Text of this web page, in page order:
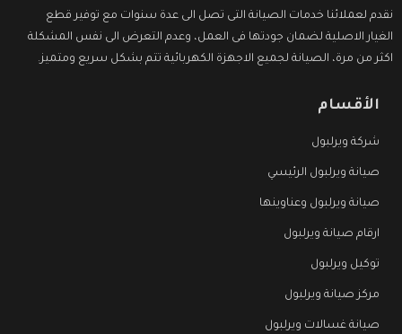
نقدم لعملائنا خدمات الصيانة التى تصل الى عدة سنوات مع توفير قطع
الغيار الاصلية لضمان جودتها فى العمل، وعدم التعرض الى نفس المشكلة
اكثر من مرة، الصيانة لجميع الاجهزة الكهربائية تتم بشكل سريع ومتميز.
الأقسام
شركة ويرلبول
صيانة ويرلبول الرئيسي
صيانة ويرلبول وعناوينها
ارقام صيانة ويرلبول
توكيل ويرلبول
مركز صيانة ويرلبول
صيانة غسالات ويرلبول